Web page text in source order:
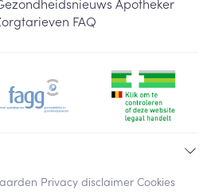
FAQ
Privacy disclaimer Cookies